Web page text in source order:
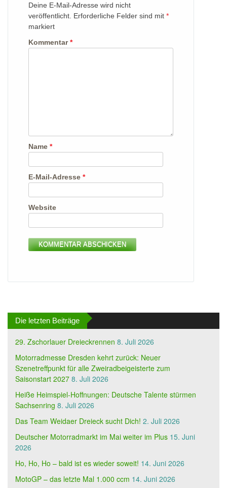
Deine E-Mail-Adresse wird nicht
veröffentlicht. Erforderliche Felder sind mit *
markiert
Kommentar*
Name *
E-Mail-Adresse *
Website
Die letzten Beiträge
29. Zschorlauer Dreieckrennen 8. Juli 2026
Motorradmesse Dresden kehrt zurück: Neuer
Szenetreffpunkt für alle Zweiradbeigeisterte zum
Saisonstart 2027 8. Juli 2026
Heiße Heimspiel-Hoffnungen: Deutsche Talente stürmen
Sachsenring 8. Juli 2026
Das Team Weidaer Dreieck sucht Dich! 2. Juli 2026
Deutscher Motorradmarkt im Mai weiter im Plus 15. Juni
2026
Ho, Ho, Ho – bald ist es wieder soweit! 14. Juni 2026
MotoGP – das letzte Mal 1.000 ccm 14. Juni 2026